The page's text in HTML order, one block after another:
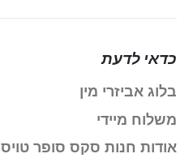
כדאי לדעת
בלוג אביזרי מין
משלוח מיידי
אודות חנות סקס סופר טויס